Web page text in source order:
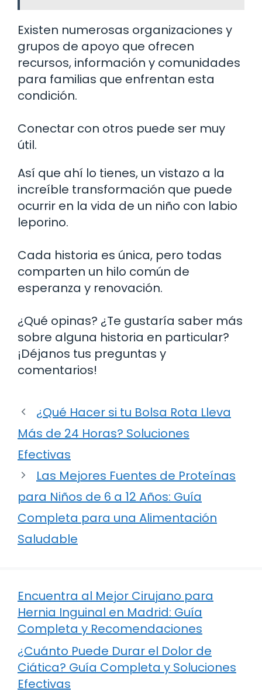
Existen numerosas organizaciones y
grupos de apoyo que ofrecen
recursos, información y comunidades
para familias que enfrentan esta
condición.
Conectar con otros puede ser muy
útil.
Así que ahí lo tienes, un vistazo a la
increíble transformación que puede
ocurrir en la vida de un niño con labio
leporino.
Cada historia es única, pero todas
comparten un hilo común de
esperanza y renovación.
¿Qué opinas? ¿Te gustaría saber más
sobre alguna historia en particular?
¡Déjanos tus preguntas y
comentarios!
¿Qué Hacer si tu Bolsa Rota Lleva
Más de 24 Horas? Soluciones
Efectivas
Las Mejores Fuentes de Proteínas
para Niños de 6 a 12 Años: Guía
Completa para una Alimentación
Saludable
Encuentra al Mejor Cirujano para
Hernia Inguinal en Madrid: Guía
Completa y Recomendaciones
¿Cuánto Puede Durar el Dolor de
Ciática? Guía Completa y Soluciones
Efectivas